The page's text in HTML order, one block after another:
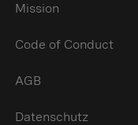
Mission
Code of Conduct
AGB
Datenschutz